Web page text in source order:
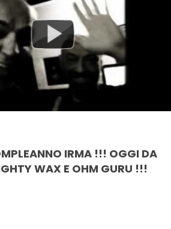
IRMA !!! OGGI DA
WAX E OHM GURU !!!